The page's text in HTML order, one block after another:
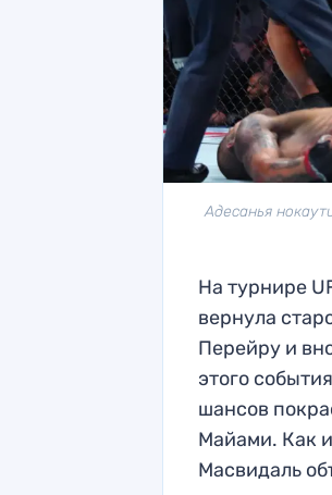
Адесанья
На турнире
вернула
Перейру и
этого
шансов
Майами. Как
Масвидаль